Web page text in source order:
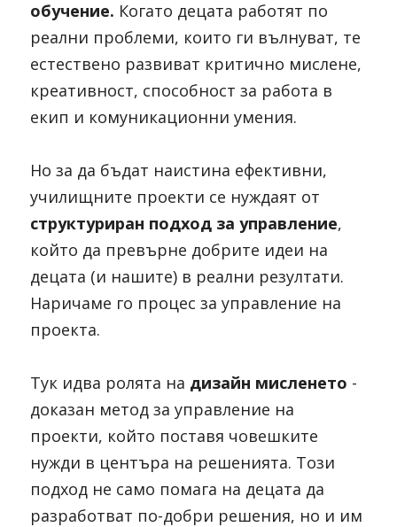
обучение. Когато децата работят по
реални проблеми, които ги вълнуват, те
естествено развиват критично мислене,
креативност, способност за работа в
екип и комуникационни умения.
Но за да бъдат наистина ефективни,
структуриран подход за управление,
който да превърне добрите идеи на
децата (и нашите) в реални резултати.
Наричаме го процес за управление на
проекта.
Тук идва ролята на дизайн мисленето -
доказан метод за управление на
проекти, който поставя човешките
нужди в центъра на решенията. Този
подход не само помага на децата да
разработват по-добри решения, но и им